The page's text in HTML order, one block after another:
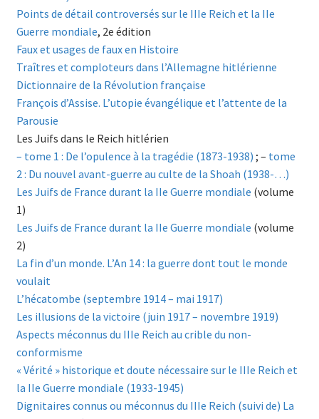
Points de détail controversés sur le IIIe Reich et la IIe
Guerre mondiale, 2e édition
Faux et usages de faux en Histoire
Traîtres et comploteurs dans l’Allemagne hitlérienne
Dictionnaire de la Révolution française
François d’Assise. L’utopie évangélique et l’attente de la
Parousie
Les Juifs dans le Reich hitlérien
– tome 1 : De l’opulence à la tragédie (1873-1938) ; – tome
2 : Du nouvel avant-guerre au culte de la Shoah (1938-…)
Les Juifs de France durant la IIe Guerre mondiale (volume
1)
Les Juifs de France durant la IIe Guerre mondiale (volume
2)
La fin d’un monde. L’An 14 : la guerre dont tout le monde
voulait
L’hécatombe (septembre 1914 – mai 1917)
Les illusions de la victoire (juin 1917 – novembre 1919)
Aspects méconnus du IIIe Reich au crible du non-
conformisme
« Vérité » historique et doute nécessaire sur le IIIe Reich et
la IIe Guerre mondiale (1933-1945)
Dignitaires connus ou méconnus du IIIe Reich (suivi de) La